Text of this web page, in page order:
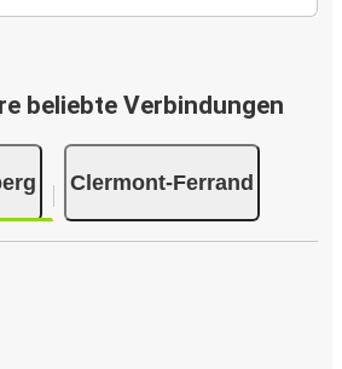
beliebte Verbindungen
Clermont-Ferrand